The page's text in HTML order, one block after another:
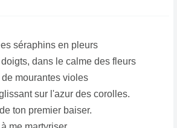
séraphins en pleurs
dans le calme des fleurs
mourantes violes
sur l'azur des corolles.
ton premier baiser.